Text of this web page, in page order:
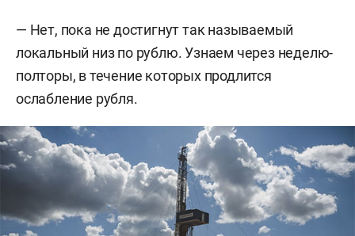
— Нет, пока не достигнут так называемый
локальный низ по рублю. Узнаем через неделю-
полторы, в течение которых продлится
ослабление рубля.